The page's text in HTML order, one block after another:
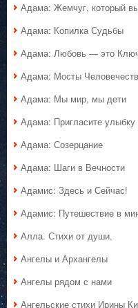
Адама: Жемчуг, который
Адама: Копилка Судьбы
Адама: Любовь — это
Адама: Мосты
Адама: Мы мир, мы дети
Адама: Пригласите
Адама: Созерцание
Адама: Шаги в Вечности
Адамис: Здесь и Сейчас!
Адамис: Путешествие в
Алла. Стихи от души.
Ангелы и Архангелы
Ангелы рядом с нами
Ангельские стихи Ирины